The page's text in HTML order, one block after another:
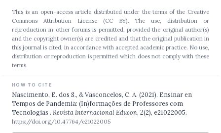
This is an open-access article distributed under the terms of the Creative
Commons Attribution License (CC BY). The use, distribution or
reproduction in other forums is permitted, provided the original author(s)
and the copyright owner(s) are credited and that the original publication in
this journal is cited, in accordance with accepted academic practice. No use,
distribution or reproduction is permitted which does not comply with these
terms.
HOW TO CITE
Nascimento, E. dos S., & Vasconcelos, C. A. (2021). Ensinar en
Tempos de Pandemia: (In)formações de Professores com
Tecnologias . Revista Internacional Educon, 2(2), e21022005.
https://doi.org/10.47764/e21022005